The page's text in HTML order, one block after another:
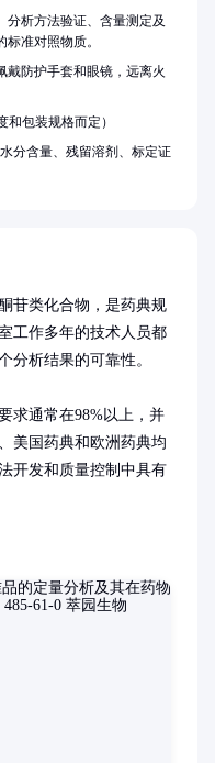
苷类化合物，是药典规
工作多年的技术人员都
分析结果的可靠性。
求通常在98%以上，并
美国药典和欧洲药典均
开发和质量控制中具有
分析方法验证、含量测定及
准对照物质。
戴防护手套和眼镜，远离火
和包装规格而定）
分含量、残留溶剂、标定证